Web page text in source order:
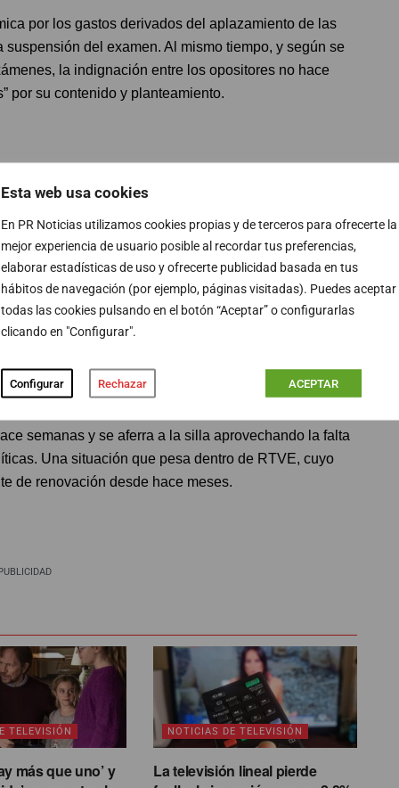
Esta web usa cookies
En PR Noticias utilizamos cookies propias y de terceros para ofrecerte la
mejor experiencia de usuario posible al recordar tus preferencias,
elaborar estadísticas de uso y ofrecerte publicidad basada en tus
hábitos de navegación (por ejemplo, páginas visitadas). Puedes aceptar
todas las cookies pulsando en el botón “Aceptar” o configurarlas
clicando en "Configurar".
Configurar Rechazar ACEPTAR
por los gastos derivados del aplazamiento de las
del examen. Al mismo tiempo, y según se
la indignación entre los opositores no hace
por su contenido y planteamiento.
del ente público recelan especialmente de UGT y
se negaran a firmar por escrito que ninguno de
a los responsables en una investigación
pero la falta de transparencia con la que está
la situación excepcional que se vive desde hace
semanas y se aferra a la silla aprovechando la falta
Una situación que pesa dentro de RTVE, cuyo
de renovación desde hace meses.
TELEVISIÓN
más que uno’ y
NOTICIAS DE TELEVISIÓN
La televisión lineal pierde